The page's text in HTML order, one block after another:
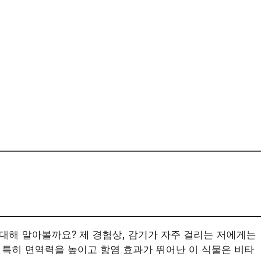
해 알아볼까요? 제 경험상, 감기가 자주 걸리는 저에게는
히 면역력을 높이고 항염 효과가 뛰어난 이 식물은 비타